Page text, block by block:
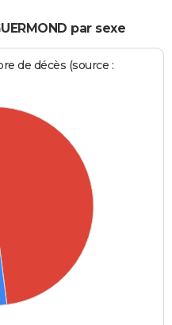
par sexe
de décès (source :